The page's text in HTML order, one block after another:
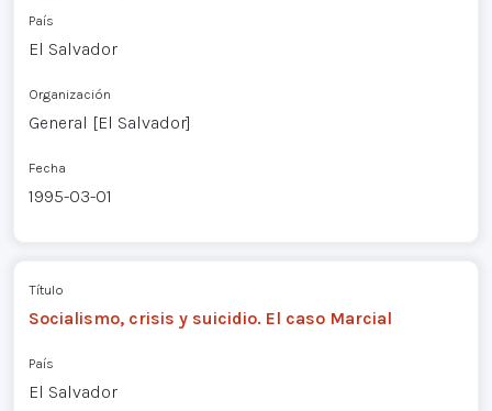
País
El Salvador
Organización
General [El Salvador]
Fecha
1995-03-01
Título
Socialismo, crisis y suicidio. El caso Marcial
País
El Salvador